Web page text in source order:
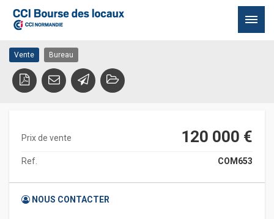
contenu
BUREAUX QUERQUEVILLE
50460 CHERBOURG EN COTENTIN
Vente Bureau
Prix de vente 120 000 €
Ref. COM653
NOUS CONTACTER